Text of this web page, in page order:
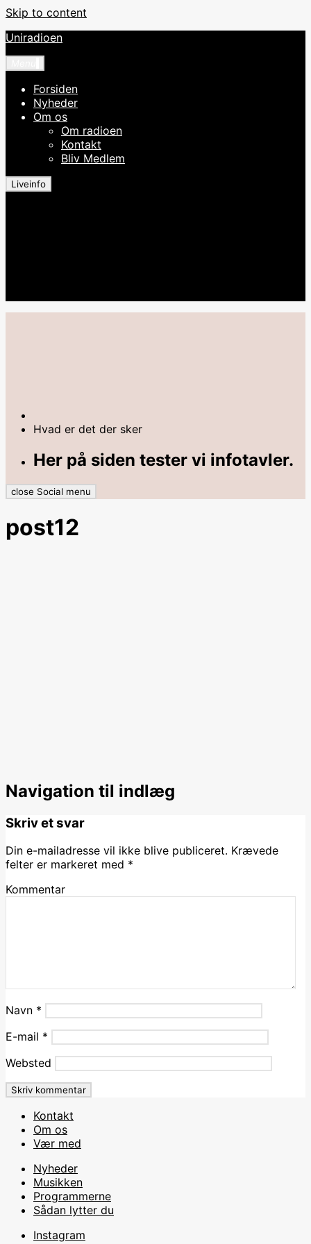
Skip to content
Uniradioen
Forsiden
Nyheder
Om os
Om radioen
Kontakt
Bliv Medlem
Liveinfo
Hvad er det der sker
Her på siden tester vi infotavler.
close Social menu
post12
Navigation til indlæg
Skriv et svar
Din e-mailadresse vil ikke blive publiceret. Krævede
felter er markeret med *
Kommentar
Navn *
E-mail *
Websted
Kontakt
Om os
Vær med
Nyheder
Musikken
Programmerne
Sådan lytter du
Instagram